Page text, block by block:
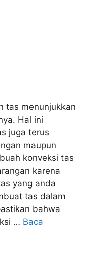
tas menunjukkan
Hal ini
juga terus
maupun
konveksi tas
karena
yang anda
tas dalam
bahwa
… Baca